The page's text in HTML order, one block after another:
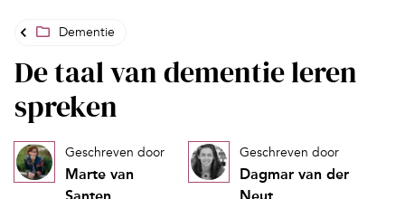
Dementie
De taal van dementie leren
spreken
Geschreven door
Marte van
Geschreven door
Dagmar van der